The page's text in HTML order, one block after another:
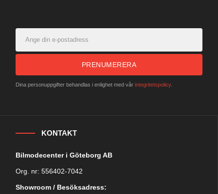
PRENUMERERA
Dina personuppgifter behandlas i enlighet med vår integritetspolicy.
KONTAKT
Bilmodecenter i Göteborg AB
Org. nr: 556402-7042
Showroom / Besöksadress: